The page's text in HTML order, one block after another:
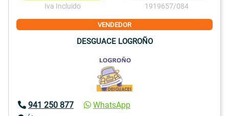
Iva Incluido 1919657/084
VENDEDOR
DESGUACE LOGROÑO
941 250 877
WhatsApp